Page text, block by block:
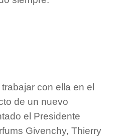
con ella en el
de un nuevo
el Presidente
Givenchy, Thierry